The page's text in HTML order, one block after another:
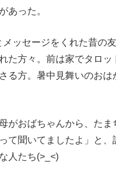
あった。
メッセージをくれた昔の
た方々。前は家でタロ
る方。暑中見舞いのお
がおばちゃんから、た
聞いてましたよ」と、
人たち(>_<)